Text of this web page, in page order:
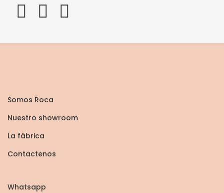
Somos Roca
Nuestro showroom
La fábrica
Contactenos
Whatsapp